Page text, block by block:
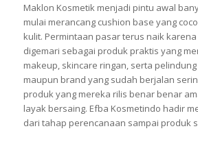
Maklon Kosmetik menjadi pintu awal
mulai merancang cushion base yang
kulit. Permintaan pasar terus naik
digemari sebagai produk praktis yang
makeup, skincare ringan, serta
maupun brand yang sudah berjalan
produk yang mereka rilis benar benar
layak bersaing. Efba Kosmetindo hadir
dari tahap perencanaan sampai produk